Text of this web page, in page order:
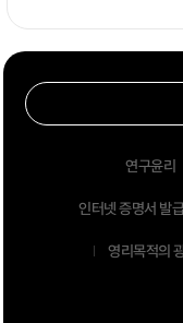
연구윤리
인터넷 증명서 발
영리목적의